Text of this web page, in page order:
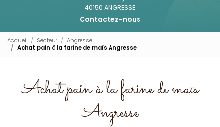
40150 ANGRESSE
Contactez-nous
Accueil Secteur
Angresse
Achat pain à la farine de maïs Angresse
Achat pain à la farine de maïs
Angresse